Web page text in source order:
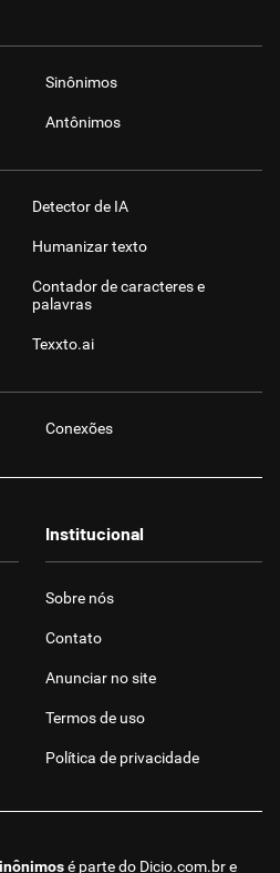
Sinônimos
Antônimos
Detector de IA
Humanizar texto
Contador de caracteres e
palavras
Texxto.ai
Conexões
é parte do Dicio.com.bre
Institucional
Sobre nós
Contato
Anunciar no site
Termos de uso
Política de privacidade